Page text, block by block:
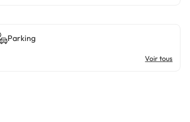
Parking
Voir tous